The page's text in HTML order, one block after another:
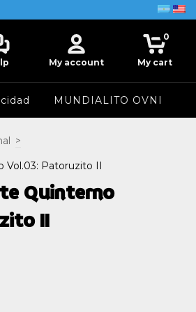
My account My cart
0
MUNDIALITO OVNI
>
Vol.03: Patoruzito II
Quinterno
II